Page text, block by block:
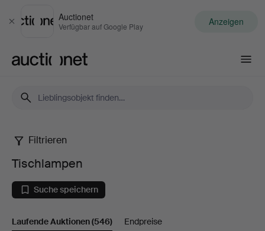
Schließen
Auctionet
Verfügbar auf Google Play Anzeigen
Tischlampen
Filtrieren
Tischlampen
Suche speichern
Laufende Auktionen(546) Endpreise